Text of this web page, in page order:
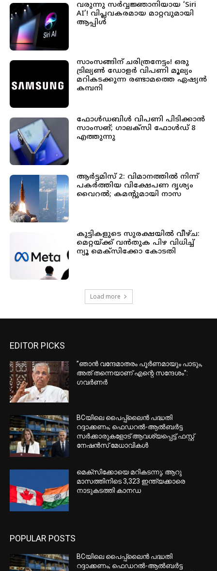
വരുന്നു സർവ്വജ്ഞാനിയായ ‘Siri
AI’! വിപ്ലവകരമായ മാറ്റവുമായി
ആപ്പിൾ
സാംസങ്ങിന് ചരിത്രനേട്ടം! ഒരു
ട്രില്യണ്‍ ഡോളര്‍ വിപണി മൂല്യം
മറികടക്കുന്ന രണ്ടാമത്തെ ഏഷ്യന്‍
കമ്പനി
ഫോൾഡബിൾ വിപണി പിടിക്കാൻ
സാംസങ്; ഗാലക്‌സി ഫോൾഡ് 8
എത്തുന്നു
ആർട്ടമിസ് 2: വിമാനത്തിൽ നിന്ന്
പകർത്തിയ വിക്ഷേപണ ദൃശ്യം
വൈറൽ; കമൻ്റുമായി നാസ
കുട്ടികളുടെ സുരക്ഷയിൽ വീഴ്ച:
മെറ്റയ്ക്ക് വൻതുക പിഴ വിധിച്ച്
ന്യൂ മെക്സിക്കോ കോടതി
Load more
EDITOR PICKS
”ഞാന്‍ വന്ദേമാതരം പൂര്‍ണമായും പാടും,
അത് തന്നെയാണ് എന്റെ സന്ദേശം”:
ഗവര്‍ണര്‍
BCയിലെ പൈപ്പ്ലൈന്‍ പദ്ധതി
റദ്ദാക്കണം; ഫെഡറല്‍-ആല്‍ബര്‍ട്ട
സര്‍ക്കാരുകളോട് ആവശ്യപ്പെട്ട് ഫസ്റ്റ്
നേഷന്‍സ് മേധാവികള്‍
മെക്‌സിക്കോയെ മറികടന്നു; ആറു
മാസത്തിനിടെ 3,323 ഇന്ത്യക്കാരെ
നാടുകടത്തി കാനഡ
POPULAR POSTS
BCയിലെ പൈപ്പ്ലൈന്‍ പദ്ധതി
റദ്ദാക്കണം; ഫെഡറല്‍-ആല്‍ബര്‍ട്ട